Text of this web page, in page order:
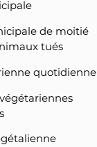
de moitié
tués
quotidienne